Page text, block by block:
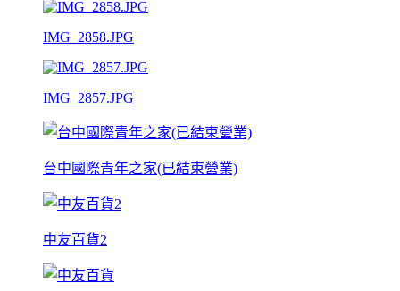
IMG_2858.JPG
IMG_2857.JPG
台中國際青年之家(已結束營業)
中友百貨2